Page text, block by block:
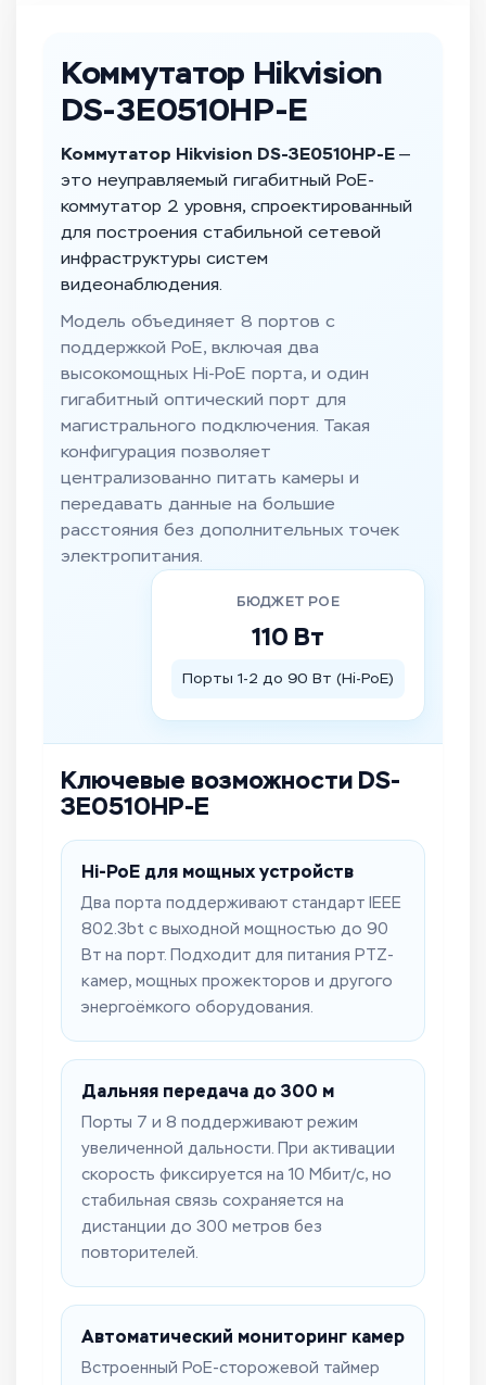
Коммутатор Hikvision
DS-3E0510HP-E
Коммутатор Hikvision DS-3E0510HP-E —
это неуправляемый гигабитный PoE-
коммутатор 2 уровня, спроектированный
для построения стабильной сетевой
инфраструктуры систем
видеонаблюдения.
Модель объединяет 8 портов с
поддержкой PoE, включая два
высокомощных Hi-PoE порта, и один
гигабитный оптический порт для
магистрального подключения. Такая
конфигурация позволяет
централизованно питать камеры и
передавать данные на большие
расстояния без дополнительных точек
электропитания.
БЮДЖЕТ POE
110 Вт
Порты 1-2 до 90 Вт (Hi-PoE)
Ключевые возможности DS-
3E0510HP-E
Hi-PoE для мощных устройств
Два порта поддерживают стандарт IEEE
802.3bt с выходной мощностью до 90
Вт на порт. Подходит для питания PTZ-
камер, мощных прожекторов и другого
энергоёмкого оборудования.
Дальняя передача до 300 м
Порты 7 и 8 поддерживают режим
увеличенной дальности. При активации
скорость фиксируется на 10 Мбит/с, но
стабильная связь сохраняется на
дистанции до 300 метров без
повторителей.
Автоматический мониторинг камер
Встроенный PoE-сторожевой таймер